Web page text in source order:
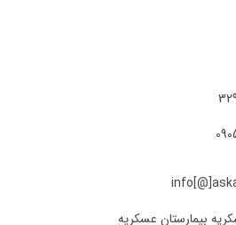
بیمارستان عسکریه